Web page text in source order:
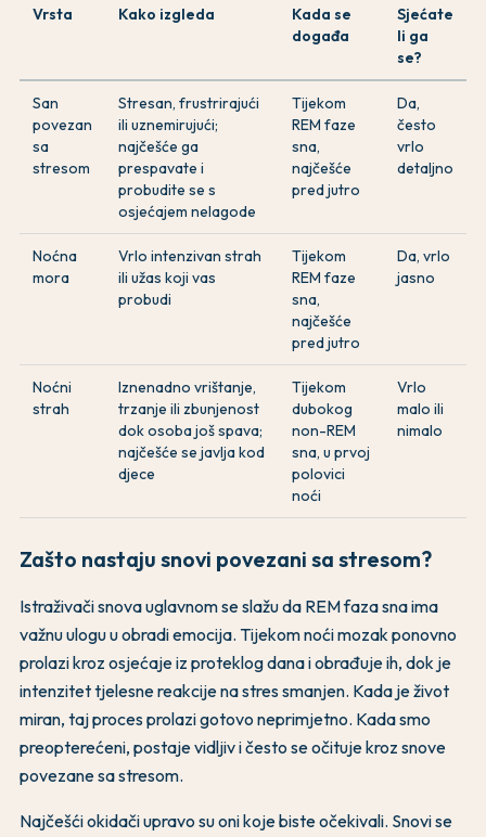
Vrsta Kako izgleda
Kada se
događa
Sjećate
li ga
se?
San
povezan
sa
stresom
Stresan, frustrirajući
ili uznemirujući;
najčešće ga
prespavate i
probudite se s
osjećajem nelagode
Tijekom
REM faze
sna,
najčešće
pred jutro
Da,
često
vrlo
detaljno
Noćna
mora
Vrlo intenzivan strah
ili užas koji vas
probudi
Tijekom
REM faze
sna,
najčešće
pred jutro
Da, vrlo
jasno
Noćni
strah
Iznenadno vrištanje,
trzanje ili zbunjenost
dok osoba još spava;
najčešće se javlja kod
djece
Tijekom
dubokog
non-REM
sna, u prvoj
polovici
noći
Vrlo
malo ili
nimalo
Zašto nastaju snovi povezani sa stresom?
Istraživači snova uglavnom se slažu da REM faza sna ima
važnu ulogu u obradi emocija. Tijekom noći mozak ponovno
prolazi kroz osjećaje iz proteklog dana i obrađuje ih, dok je
intenzitet tjelesne reakcije na stres smanjen. Kada je život
miran, taj proces prolazi gotovo neprimjetno. Kada smo
preopterećeni, postaje vidljiv i često se očituje kroz snove
povezane sa stresom.
Najčešći okidači upravo su oni koje biste očekivali. Snovi se